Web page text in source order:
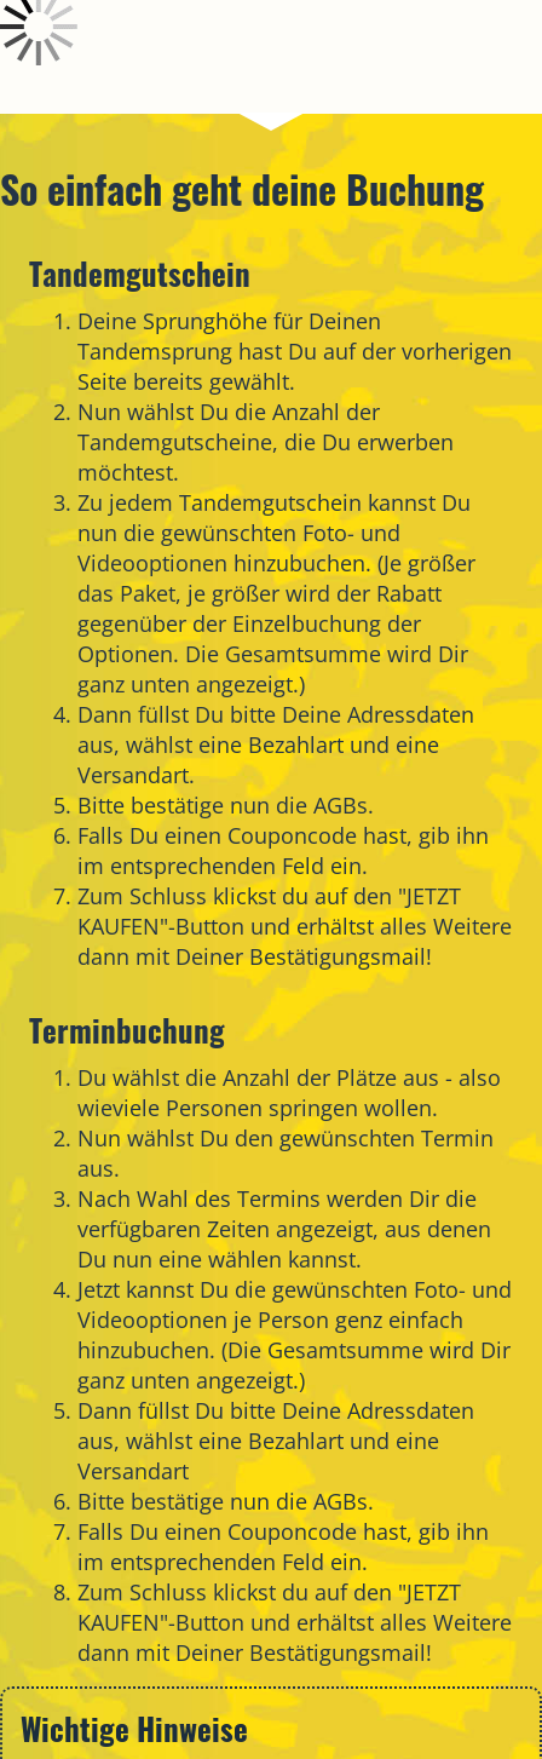
So einfach geht deine Buchung
Tandemgutschein
Deine Sprunghöhe für Deinen
Tandemsprung hast Du auf der vorherigen
Seite bereits gewählt.
Nun wählst Du die Anzahl der
Tandemgutscheine, die Du erwerben
möchtest.
Zu jedem Tandemgutschein kannst Du
nun die gewünschten Foto- und
Videooptionen hinzubuchen. (Je größer
das Paket, je größer wird der Rabatt
gegenüber der Einzelbuchung der
Optionen. Die Gesamtsumme wird Dir
ganz unten angezeigt.)
Dann füllst Du bitte Deine Adressdaten
aus, wählst eine Bezahlart und eine
Versandart.
Bitte bestätige nun die AGBs.
Falls Du einen Couponcode hast, gib ihn
im entsprechenden Feld ein.
Zum Schluss klickst du auf den "JETZT
KAUFEN"-Button und erhältst alles Weitere
dann mit Deiner Bestätigungsmail!
Terminbuchung
Du wählst die Anzahl der Plätze aus - also
wieviele Personen springen wollen.
Nun wählst Du den gewünschten Termin
aus.
Nach Wahl des Termins werden Dir die
verfügbaren Zeiten angezeigt, aus denen
Du nun eine wählen kannst.
Jetzt kannst Du die gewünschten Foto- und
Videooptionen je Person genz einfach
hinzubuchen. (Die Gesamtsumme wird Dir
ganz unten angezeigt.)
Dann füllst Du bitte Deine Adressdaten
aus, wählst eine Bezahlart und eine
Versandart
Bitte bestätige nun die AGBs.
Falls Du einen Couponcode hast, gib ihn
im entsprechenden Feld ein.
Zum Schluss klickst du auf den "JETZT
KAUFEN"-Button und erhältst alles Weitere
dann mit Deiner Bestätigungsmail!
Wichtige Hinweise